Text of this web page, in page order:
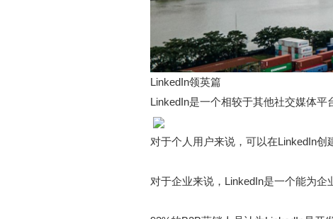
LinkedIn领英篇
LinkedIn是一个相较于其他社交媒体平
对于个人用户来说，可以在LinkedIn
对于企业来说，LinkedIn是一个能为企